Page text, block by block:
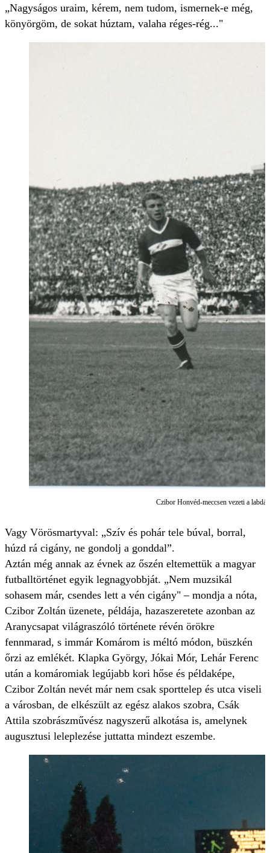
„Nagyságos uraim, kérem, nem tudom, ismernek-e még,
könyörgöm, de sokat húztam, valaha réges-rég..."
Czibor Honvéd-meccsen vezeti a
Vagy Vörösmartyval: „Szív és pohár tele búval, borral,
húzd rá cigány, ne gondolj a gonddal”.
Aztán még annak az évnek az őszén eltemettük a magyar
futballtörténet egyik legnagyobbját. „Nem muzsikál
sohasem már, csendes lett a vén cigány" – mondja a nóta,
Czibor Zoltán üzenete, példája, hazaszeretete azonban az
Aranycsapat világraszóló története révén örökre
fennmarad, s immár Komárom is méltó módon, büszkén
őrzi az emlékét. Klapka György, Jókai Mór, Lehár Ferenc
után a komáromiak legújabb kori hőse és példaképe,
Czibor Zoltán nevét már nem csak sporttelep és utca viseli
a városban, de elkészült az egész alakos szobra, Csák
Attila szobrászművész nagyszerű alkotása is, amelynek
augusztusi leleplezése juttatta mindezt eszembe.